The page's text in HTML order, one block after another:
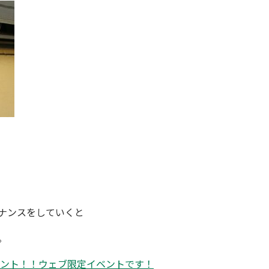
ンスをしていくと
ト！！ウェブ限定イベントです！